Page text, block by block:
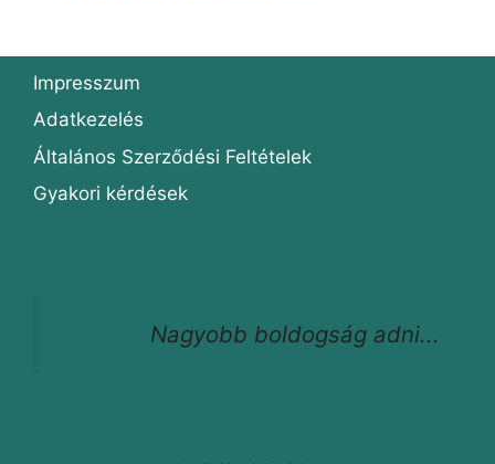
Impresszum
Adatkezelés
Általános Szerződési Feltételek
Gyakori kérdések
Nagyobb boldogság adni...